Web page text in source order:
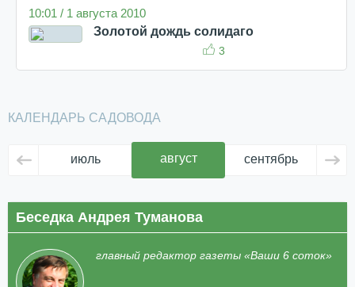
10:01 / 1 августа 2010
Золотой дождь солидаго
3
КАЛЕНДАРЬ САДОВОДА
июль август сентябрь
Беседка Андрея Туманова
главный редактор газеты «Ваши 6 соток»